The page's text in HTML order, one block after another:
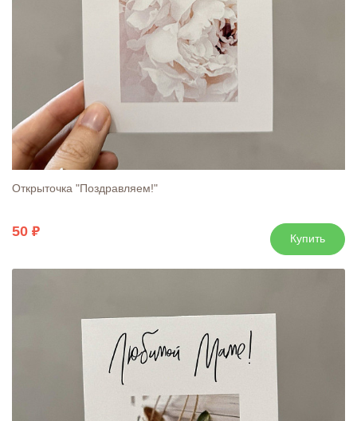
Открыточка "Поздравляем!"
50 Купить